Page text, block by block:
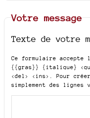
Votre message
Texte de votre
Ce formulaire accepte
{{gras}} {italique}
<del> <ins> . Pour
simplement des lignes